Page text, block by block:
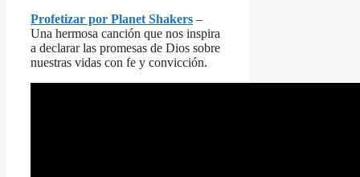
Profetizar por Planet Shakers –
Una hermosa canción que nos inspira
a declarar las promesas de Dios sobre
nuestras vidas con fe y convicción.